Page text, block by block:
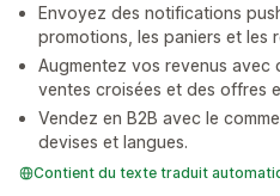
Envoyez des notifications
promotions, les paniers et les
Augmentez vos revenus avec
ventes croisées et des offres
Vendez en B2B avec le
devises et langues.
Contient du texte traduit